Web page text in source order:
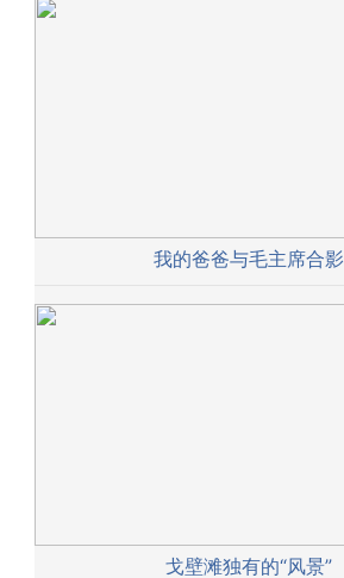
我的爸爸与毛主席合影
戈壁滩独有的“风景”